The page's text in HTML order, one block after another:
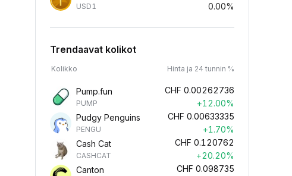
USD1
0.00%
Trendaavat kolikot
Kolikko Hinta ja 24 tunnin %
Pump.fun
PUMP
CHF 0.00262736
+12.00%
Pudgy Penguins
PENGU
CHF 0.00633335
+1.70%
Cash Cat
CASHCAT
CHF 0.120762
+20.20%
Canton
CHF 0.098735